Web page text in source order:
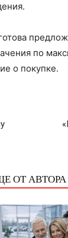
по
о покупке.
ОТ АВТОРА